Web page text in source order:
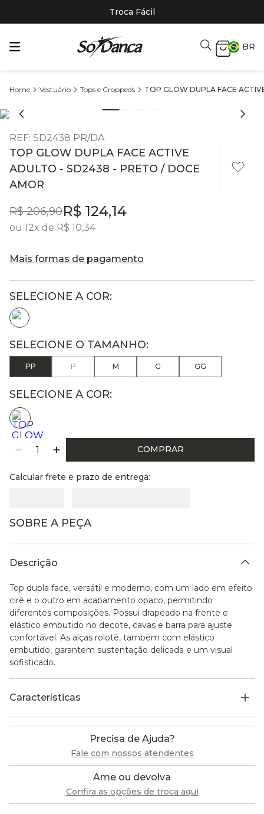
Troca Fácil
BR
Vestuário Tops e Croppeds TOP GLOW DUPLA FACE
REF: SD2438 PR/DA
TOP GLOW DUPLA FACE ACTIVE
ADULTO - SD2438 - PRETO / DOCE
AMOR
R$ 206,90R$ 124,14
ou 12x de R$ 10,34
Mais formas de pagamento
PP P M G GG
SELECIONE A COR:
COMPRAR
Calcular frete e prazo de entrega:
SOBRE A PEÇA
Descrição
Top dupla face, versátil e moderno, com um lado em efeito
cirê e o outro em acabamento opaco, permitindo
diferentes composições. Possui drapeado na frente e
elástico embutido no decote, cavas e barra para ajuste
confortável. As alças rolotê, também com elástico
embutido, garantem sustentação delicada e um visual
sofisticado.
Características
Precisa de Ajuda?
Fale com nossos atendentes
Ame ou devolva
Confira as opções de troca aqui